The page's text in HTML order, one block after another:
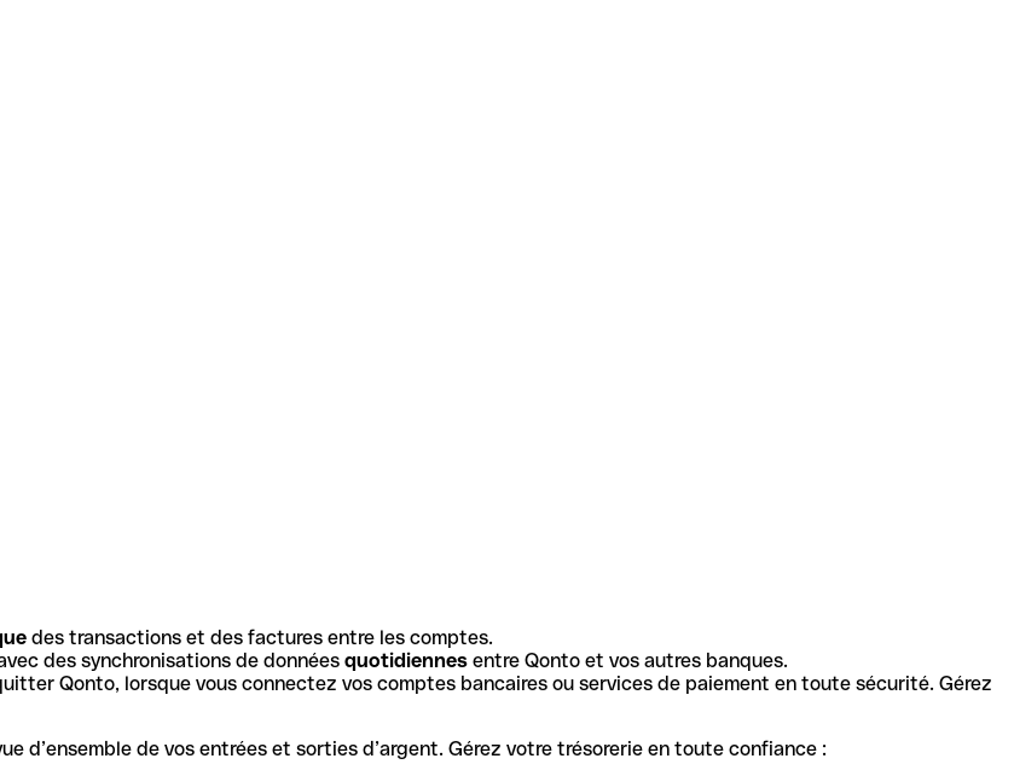
des transactions et des factures entre les comptes.
des synchronisations de données quotidiennes entre Qonto et vos autres banques.
Qonto, lorsque vous connectez vos comptes bancaires ou services de paiement en toute sécurité. Gérez
d’ensemble de vos entrées et sorties d’argent. Gérez votre trésorerie en toute confiance :